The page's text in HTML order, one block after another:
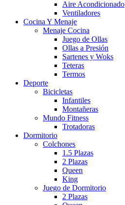
Aire Acondicionado
Ventiladores
Cocina Y Menaje
Menaje Cocina
Juego de Ollas
Ollas a Presión
Sartenes y Woks
Teteras
Termos
Deporte
Bicicletas
Infantiles
Montañeras
Mundo Fitness
Trotadoras
Dormitorio
Colchones
1.5 Plazas
2 Plazas
Queen
King
Juego de Dormitorio
2 Plazas